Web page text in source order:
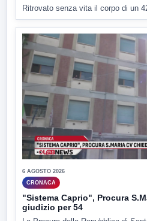
Ritrovato senza vita il corpo di un
6 AGOSTO 2026
CRONACA
"Sistema Caprio", Procura
giudizio per 54